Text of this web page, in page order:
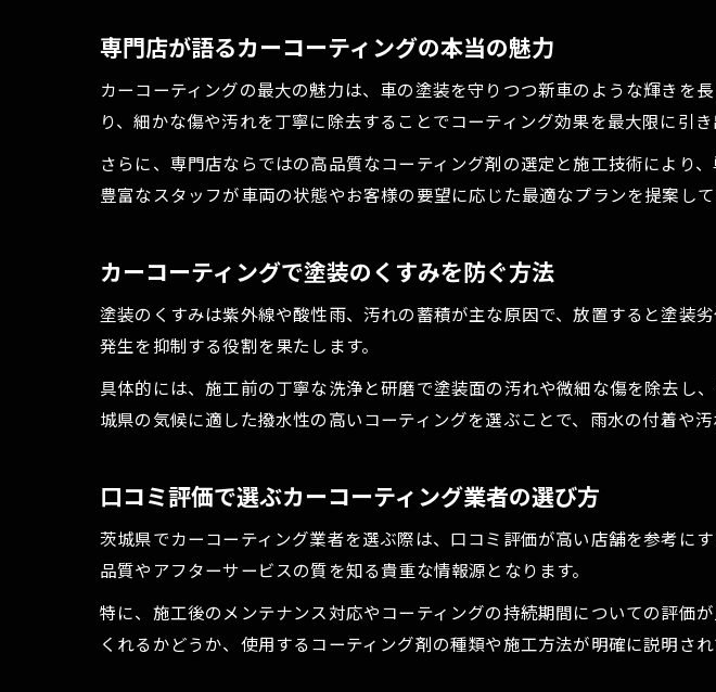
カーコーティングで
メンテナンスで差がつく
定期メンテナンスで
カーコーティング
汚れ防止と光沢維
専門店推奨のカーコ
評判を集める茨城県の施
口コミで話題のカー
茨城県の専門店が
評判の良いカーコー
後悔しないカーコ
専門店が語るカーコーティングの本当の魅力
カーコーティングの最大の魅力は、車の塗装を守りつつ新車のような輝きを
り、細かな傷や汚れを丁寧に除去することでコーティング効果を最大限に引き
さらに、専門店ならではの高品質なコーティング剤の選定と施工技術により
豊富なスタッフが車両の状態やお客様の要望に応じた最適なプランを提案し
カーコーティングで塗装のくすみを防ぐ方法
塗装のくすみは紫外線や酸性雨、汚れの蓄積が主な原因で、放置すると塗装
発生を抑制する役割を果たします。
具体的には、施工前の丁寧な洗浄と研磨で塗装面の汚れや微細な傷を除去し
城県の気候に適した撥水性の高いコーティングを選ぶことで、雨水の付着や
口コミ評価で選ぶカーコーティング業者の選び方
茨城県でカーコーティング業者を選ぶ際は、口コミ評価が高い店舗を参考に
品質やアフターサービスの質を知る貴重な情報源となります。
特に、施工後のメンテナンス対応やコーティングの持続期間についての評価
くれるかどうか、使用するコーティング剤の種類や施工方法が明確に説明さ